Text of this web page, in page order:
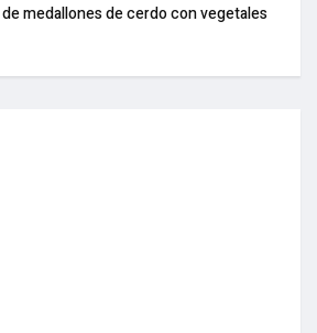
medallones de cerdo con vegetales